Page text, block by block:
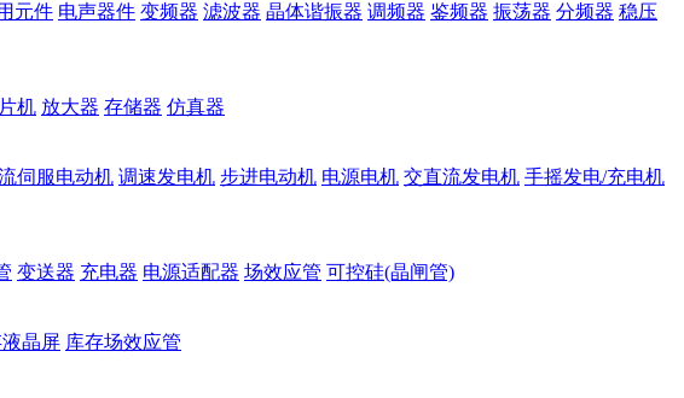
元件 电声器件 变频器 滤波器 晶体谐振器 调频器 鉴频器 振荡器 分频器 稳压
机 放大器 存储器 仿真器
伺服电动机 调速发电机 步进电动机 电源电机 交直流发电机 手摇发电/充电机
变送器 充电器 电源适配器 场效应管 可控硅(晶闸管)
液晶屏 库存场效应管